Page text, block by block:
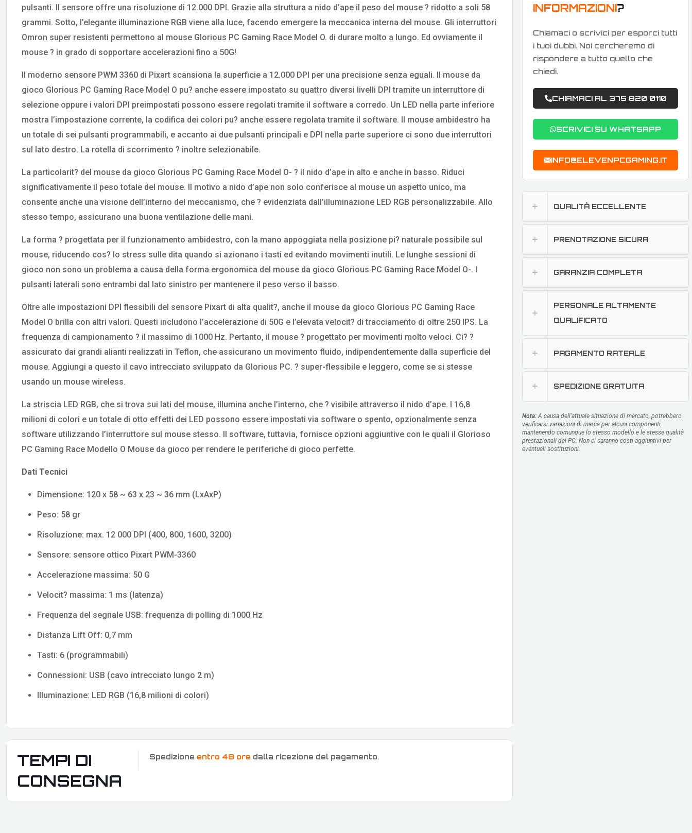
pulsanti. Il sensore offre una risoluzione di 12.000 DPI. Grazie alla struttura a nido d’ape il peso del mouse ? ridotto a soli 58
grammi. Sotto, l’elegante illuminazione RGB viene alla luce, facendo emergere la meccanica interna del mouse. Gli interruttori
Omron super resistenti permettono al mouse Glorious PC Gaming Race Model O. di durare molto a lungo. Ed ovviamente il
mouse ? in grado di sopportare accelerazioni fino a 50G!
Il moderno sensore PWM 3360 di Pixart scansiona la superficie a 12.000 DPI per una precisione senza eguali. Il mouse da
gioco Glorious PC Gaming Race Model O pu? anche essere impostato su quattro diversi livelli DPI tramite un interruttore di
selezione oppure i valori DPI preimpostati possono essere regolati tramite il software a corredo. Un LED nella parte inferiore
mostra l’impostazione corrente, la codifica dei colori pu? anche essere regolata tramite il software. Il mouse ambidestro ha
un totale di sei pulsanti programmabili, e accanto ai due pulsanti principali e DPI nella parte superiore ci sono due interruttori
sul lato destro. La rotella di scorrimento ? inoltre selezionabile.
La particolarit? del mouse da gioco Glorious PC Gaming Race Model O- ? il nido d’ape in alto e anche in basso. Riduci
significativamente il peso totale del mouse. Il motivo a nido d’ape non solo conferisce al mouse un aspetto unico, ma
consente anche una visione dell’interno del meccanismo, che ? evidenziata dall’illuminazione LED RGB personalizzabile. Allo
stesso tempo, assicurano una buona ventilazione delle mani.
La forma ? progettata per il funzionamento ambidestro, con la mano appoggiata nella posizione pi? naturale possibile sul
mouse, riducendo cos? lo stress sulle dita quando si azionano i tasti ed evitando movimenti inutili. Le lunghe sessioni di
gioco non sono un problema a causa della forma ergonomica del mouse da gioco Glorious PC Gaming Race Model O-. I
pulsanti laterali sono entrambi dal lato sinistro per mantenere il peso verso il basso.
Oltre alle impostazioni DPI flessibili del sensore Pixart di alta qualit?, anche il mouse da gioco Glorious PC Gaming Race
Model O brilla con altri valori. Questi includono l’accelerazione di 50G e l’elevata velocit? di tracciamento di oltre 250 IPS. La
frequenza di campionamento ? il massimo di 1000 Hz. Pertanto, il mouse ? progettato per movimenti molto veloci. Ci? ?
assicurato dai grandi alianti realizzati in Teflon, che assicurano un movimento fluido, indipendentemente dalla superficie del
mouse. Aggiungi a questo il cavo intrecciato sviluppato da Glorious PC. ? super-flessibile e leggero, come se si stesse
usando un mouse wireless.
La striscia LED RGB, che si trova sui lati del mouse, illumina anche l’interno, che ? visibile attraverso il nido d’ape. I 16,8
milioni di colori e un totale di otto effetti dei LED possono essere impostati via software o spento, opzionalmente senza
software utilizzando l’interruttore sul mouse stesso. Il software, tuttavia, fornisce opzioni aggiuntive con le quali il Glorioso
PC Gaming Race Modello O Mouse da gioco per rendere le periferiche di gioco perfette.
Dati Tecnici
Dimensione: 120 x 58 ~ 63 x 23 ~ 36 mm (LxAxP)
Peso: 58 gr
Risoluzione: max. 12 000 DPI (400, 800, 1600, 3200)
Sensore: sensore ottico Pixart PWM-3360
Accelerazione massima: 50 G
Velocit? massima: 1 ms (latenza)
Frequenza del segnale USB: frequenza di polling di 1000 Hz
Distanza Lift Off: 0,7 mm
Tasti: 6 (programmabili)
Connessioni: USB (cavo intrecciato lungo 2 m)
Illuminazione: LED RGB (16,8 milioni di colori)
TEMPI DI
CONSEGNA
Spedizione entro 48 ore dalla ricezione del pagamento.
INFORMAZIONI?
Chiamaci o scrivici per esporci tutti
i tuoi dubbi. Noi cercheremo di
rispondere a tutto quello che
chiedi.
CHIAMACI AL 375 820 0110
SCRIVICI SU WHATSAPP
INFO@ELEVENPCGAMING.IT
QUALITÀ ECCELLENTE
PRENOTAZIONE SICURA
GARANZIA COMPLETA
PERSONALE ALTAMENTE
QUALIFICATO
PAGAMENTO RATEALE
SPEDIZIONE GRATUITA
Nota:A causa dell'attuale situazione di mercato, potrebbero
verificarsi variazioni di marca per alcuni componenti,
mantenendo comunque lo stesso modello e le stesse qualità
prestazionali del PC. Non ci saranno costi aggiuntivi per
eventuali sostituzioni.